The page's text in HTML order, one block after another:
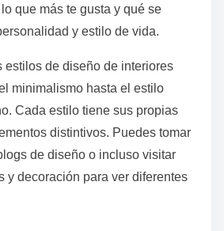
que más te gusta y qué se
y estilo de vida.
estilos de diseño de interiores
minimalismo hasta el estilo
Cada estilo tiene sus propias
distintivos. Puedes tomar
de diseño o incluso visitar
y decoración para ver diferentes